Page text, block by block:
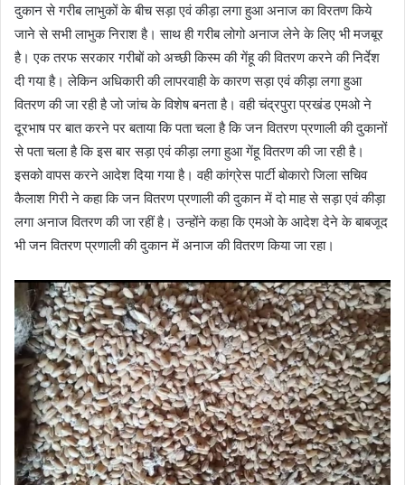
दुकान से गरीब लाभुकों के बीच सड़ा एवं कीड़ा लगा हुआ अनाज का विरतण किये
जाने से सभी लाभुक निराश है। साथ ही गरीब लोगो अनाज लेने के लिए भी मजबूर
है। एक तरफ सरकार गरीबों को अच्छी किस्म की गेंहू की वितरण करने की निर्देश
दी गया है। लेकिन अधिकारी की लापरवाही के कारण सड़ा एवं कीड़ा लगा हुआ
वितरण की जा रही है जो जांच के विशेष बनता है। वही चंद्रपुरा प्रखंड एमओ ने
दूरभाष पर बात करने पर बताया कि पता चला है कि जन वितरण प्रणाली की दुकानों
से पता चला है कि इस बार सड़ा एवं कीड़ा लगा हुआ गेंहू वितरण की जा रही है।
इसको वापस करने आदेश दिया गया है। वही कांग्रेस पार्टी बोकारो जिला सचिव
कैलाश गिरी ने कहा कि जन वितरण प्रणाली की दुकान में दो माह से सड़ा एवं कीड़ा
लगा अनाज वितरण की जा रहीं है। उन्होंने कहा कि एमओ के आदेश देने के बाबजूद
भी जन वितरण प्रणाली की दुकान में अनाज की वितरण किया जा रहा।